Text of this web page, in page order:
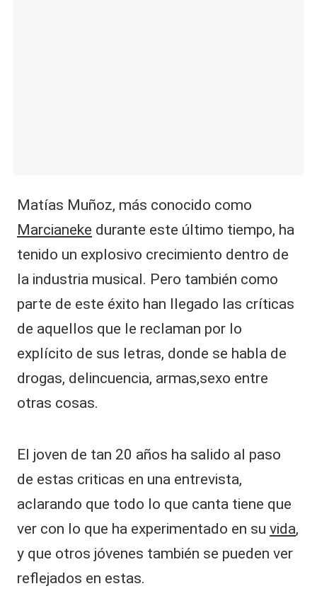
Matías Muñoz, más conocido como
Marcianeke durante este último tiempo, ha
tenido un explosivo crecimiento dentro de
la industria musical. Pero también como
parte de este éxito han llegado las críticas
de aquellos que le reclaman por lo
explícito de sus letras, donde se habla de
drogas, delincuencia, armas,sexo entre
otras cosas.
El joven de tan 20 años ha salido al paso
de estas criticas en una entrevista,
aclarando que todo lo que canta tiene que
ver con lo que ha experimentado en su vida,
y que otros jóvenes también se pueden ver
reflejados en estas.